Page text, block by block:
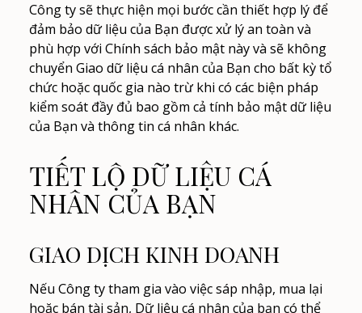
Công ty sẽ thực hiện mọi bước cần thiết hợp lý để
đảm bảo dữ liệu của Bạn được xử lý an toàn và
phù hợp với Chính sách bảo mật này và sẽ không
chuyển Giao dữ liệu cá nhân của Bạn cho bất kỳ tổ
chức hoặc quốc gia nào trừ khi có các biện pháp
kiểm soát đầy đủ bao gồm cả tính bảo mật dữ liệu
của Bạn và thông tin cá nhân khác.
TIẾT LỘ DỮ LIỆU CÁ
NHÂN CỦA BẠN
GIAO DỊCH KINH DOANH
Nếu Công ty tham gia vào việc sáp nhập, mua lại
hoặc bán tài sản, Dữ liệu cá nhân của bạn có thể